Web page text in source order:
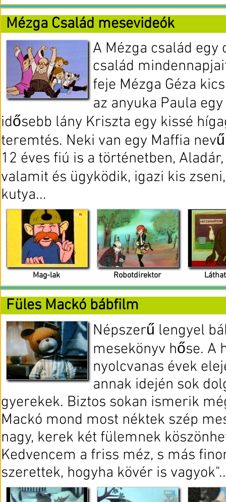
Mézga Család mesevideók
A Mézga család
család
feje Mézga Géza
az anyuka Paula
idősebb lány Kriszta egy kissé
teremtés. Neki van egy Maffia
12 éves fiú is a történetben,
valamit és ügyködik, igazi kis
kutya...
Mag-lak Robotdirektor
Füles Mackó bábfilm
Népszerű lengyel
mesekönyv hőse. A
nyolcvanas évek
annak idején sok
gyerekek. Biztos sokan ismerik
Mackó mond most néktek szép
nagy, kerek két fülemnek
Kedvencem a friss méz, s más
szerettek, hogyha kövér is